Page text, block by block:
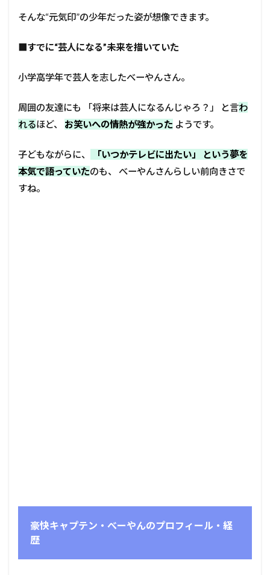
そんな“元気印”の少年だった姿が想像できます。
■すでに“芸人になる”未来を描いていた
小学高学年で芸人を志したべーやんさん。
周囲の友達にも 「将来は芸人になるんじゃろ？」 と言わ
れるほど、 お笑いへの情熱が強かった ようです。
子どもながらに、
「いつかテレビに出たい」 という夢を
本気で語っていたのも、 べーやんさんらしい前向きさで
すね。
豪快キャプテン・べーやんのプロフィール・経
歴